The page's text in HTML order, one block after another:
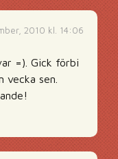
2010 kl. 14:06
=). Gick förbi
vecka sen.